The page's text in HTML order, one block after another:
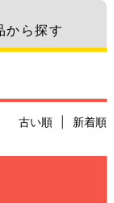
から探す
古い順 新着順